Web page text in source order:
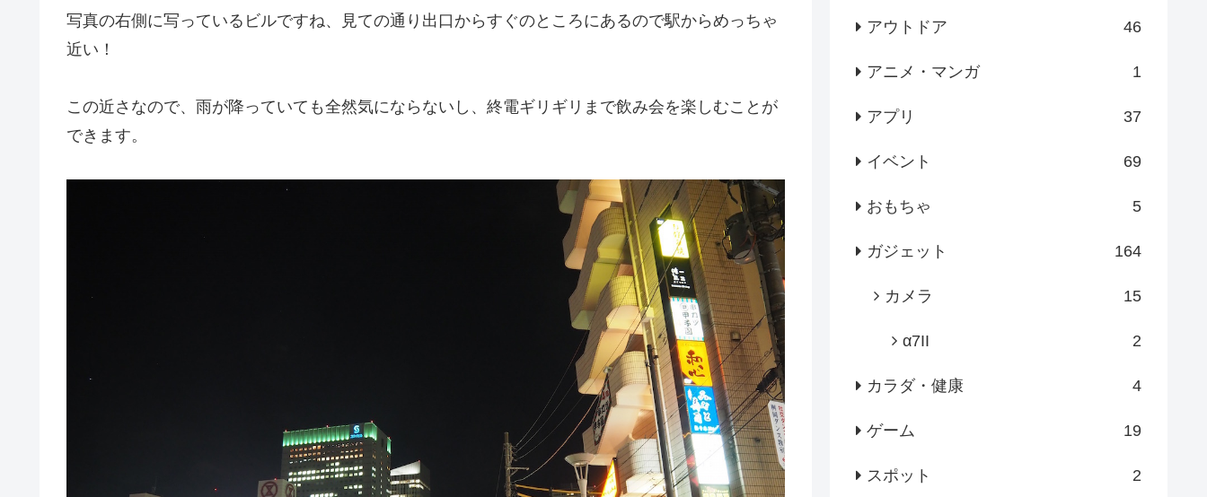
写真の右側に写っているビルですね、見ての通り出口からすぐのところにあるので駅からめっちゃ
近い！
この近さなので、雨が降っていても全然気にならないし、終電ギリギリまで飲み会を楽しむことが
できます。
アウトドア 46
アニメ・マンガ 1
アプリ 37
イベント 69
おもちゃ 5
ガジェット 164
カメラ 15
α7II 2
カラダ・健康 4
ゲーム 19
スポット 2